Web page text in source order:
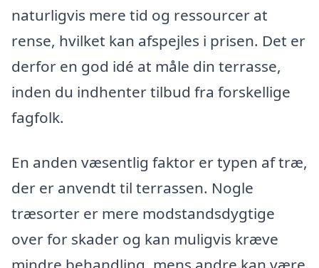
naturligvis mere tid og ressourcer at
rense, hvilket kan afspejles i prisen. Det er
derfor en god idé at måle din terrasse,
inden du indhenter tilbud fra forskellige
fagfolk.
En anden væsentlig faktor er typen af træ,
der er anvendt til terrassen. Nogle
træsorter er mere modstandsdygtige
over for skader og kan muligvis kræve